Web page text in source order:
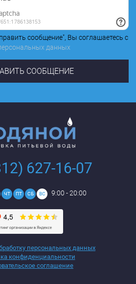
сообщение", Вы соглашаетесь с
данных
627-16-07
ЧТ ПТ СБ ВС 9:00 - 20:00
персональных данных
конфиденциальности
соглашение